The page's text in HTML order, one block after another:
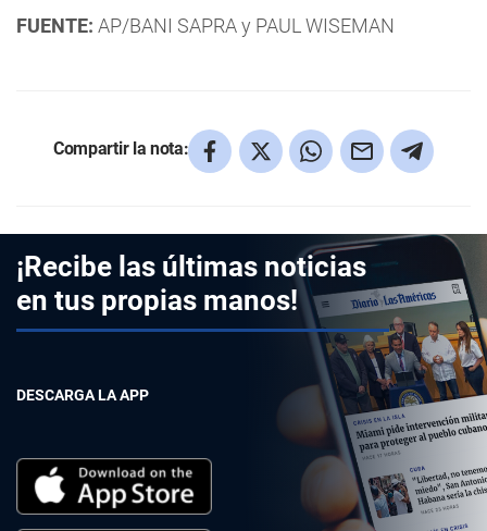
FUENTE: AP/BANI SAPRA y PAUL WISEMAN
Compartir la nota:
¡Recibe las últimas noticias
en tus propias manos!
DESCARGA LA APP